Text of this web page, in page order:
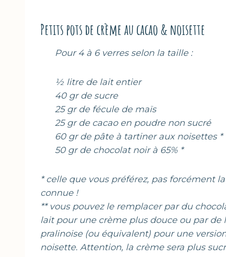
Petits pots de crème au cacao & noisette
Pour 4 à 6 verres selon la taille :
½ litre de lait entier
40 gr de sucre
25 gr de fécule de maïs
25 gr de cacao en poudre non sucré
60 gr de pâte à tartiner aux noisettes *
50 gr de chocolat noir à 65% *
* celle que vous préférez, pas forcément
connue !
** vous pouvez le remplacer par du
lait pour une crème plus douce ou par de
pralinoise (ou équivalent) pour une
noisette. Attention, la crème sera plus